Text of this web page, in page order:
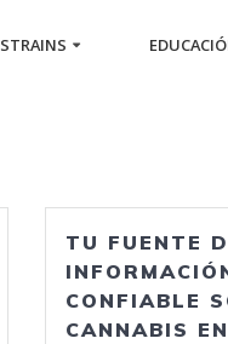
STRAINS
TU FUENTE
CONFIABLE
CANNABIS